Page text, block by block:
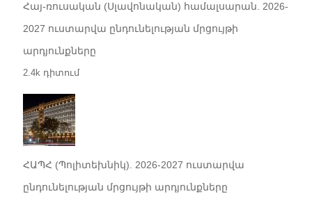
Հայ-ռուսական (Սլավոնական) համալսարան. 2026-
2027 ուստարվա ընդունելության մրցույթի
արդյունքները
2.4k դիտում
ՀԱՊՀ (Պոլիտեխնիկ). 2026-2027 ուստարվա
ընդունելության մրցույթի արդյունքները